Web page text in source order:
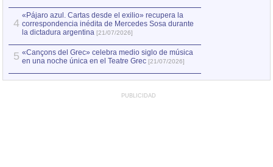
4
«Pájaro azul. Cartas desde el exilio» recupera la
correspondencia inédita de Mercedes Sosa durante
la dictadura argentina [21/07/2026]
5 «Cançons del Grec» celebra medio siglo de música
en una noche única en el Teatre Grec [21/07/2026]
PUBLICIDAD